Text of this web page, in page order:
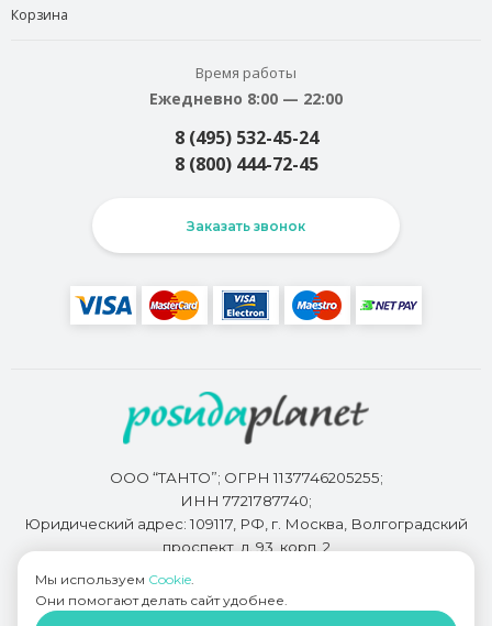
Корзина
Время работы
Ежедневно 8:00 — 22:00
8 (495) 532-45-24
8 (800) 444-72-45
Заказать звонок
ООО “ТАНТО”; ОГРН 1137746205255;
ИНН 7721787740;
Юридический адрес: 109117, РФ, г. Москва, Волгоградский
проспект, д. 93, корп. 2
Разработкой сайта занимается
Мы используем Cookie.
Они помогают делать сайт удобнее.